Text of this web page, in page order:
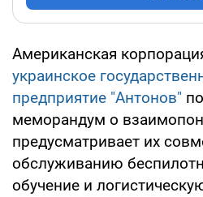
Американская
украинское
предприятие "Антонов"
меморандум о
предусматривает их
обслуживанию
обучение и